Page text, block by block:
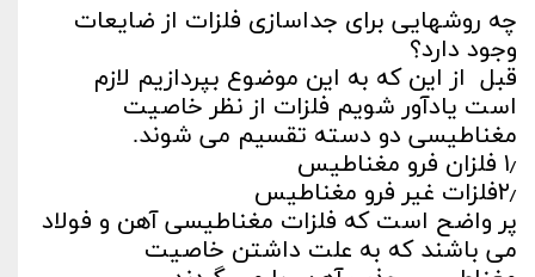
چه روشهایی برای جداسازی فلزات از ضایعات
وجود دارد؟
قبل از این که به این موضوع بپردازیم لازم
است یادآور شویم فلزات از نظر خاصیت
مغناطیسی دو دسته تقسیم می شوند.
۱٫ فلزان فرو مغناطیس
۲٫فلزات غیر فرو مغناطیس
پر واضح است که فلزات مغناطیسی آهن و فولاد
می باشند که به علت داشتن خاصیت